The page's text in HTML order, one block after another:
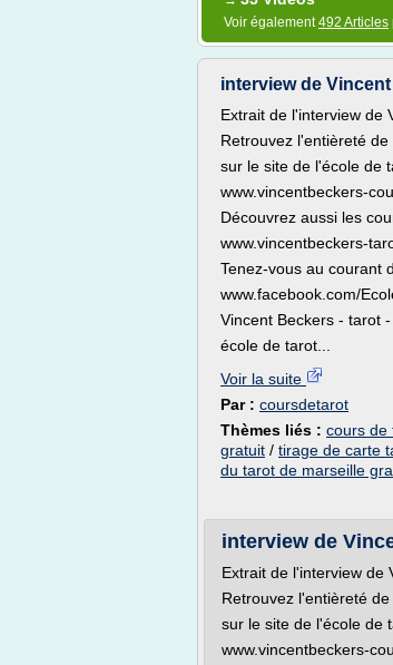
Voir également492 Articles
interview de
Extrait de l'interview de
Retrouvez l'entièreté
sur le site de l'école de
www.vincentbeckers-
Découvrez aussi les
www.vincentbeckers-
Tenez-vous au courant
www.facebook.com/
Vincent Beckers - tarot
école de tarot...
Voir la suite
Par : coursdetarot
Thèmes liés : cours de
gratuit / tirage de carte
du tarot de marseille
interview de
Extrait de l'interview de
Retrouvez l'entièreté
sur le site de l'école de
www.vincentbeckers-